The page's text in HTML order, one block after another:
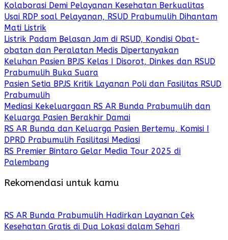
Kolaborasi Demi Pelayanan Kesehatan Berkualitas
Usai RDP soal Pelayanan, RSUD Prabumulih Dihantam
Mati Listrik
Listrik Padam Belasan Jam di RSUD, Kondisi Obat-
obatan dan Peralatan Medis Dipertanyakan
Keluhan Pasien BPJS Kelas I Disorot, Dinkes dan RSUD
Prabumulih Buka Suara
Pasien Setia BPJS Kritik Layanan Poli dan Fasilitas RSUD
Prabumulih
Mediasi Kekeluargaan RS AR Bunda Prabumulih dan
Keluarga Pasien Berakhir Damai
RS AR Bunda dan Keluarga Pasien Bertemu, Komisi I
DPRD Prabumulih Fasilitasi Mediasi
RS Premier Bintaro Gelar Media Tour 2025 di
Palembang
Rekomendasi untuk kamu
RS AR Bunda Prabumulih Hadirkan Layanan Cek
Kesehatan Gratis di Dua Lokasi dalam Sehari